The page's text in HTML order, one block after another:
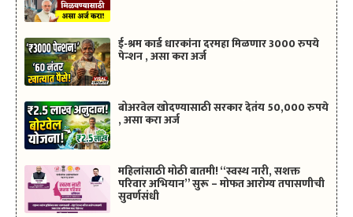
ई-श्रम कार्ड धारकांना दरमहा मिळणार 3000 रुपये
पेन्शन , असा करा अर्ज
बोअरवेल खोदण्यासाठी सरकार देतंय 50,000 रुपये
, असा करा अर्ज
महिलांसाठी मोठी बातमी! “स्वस्थ नारी, सशक्त
परिवार अभियान” सुरू – मोफत आरोग्य तपासणीची
सुवर्णसंधी